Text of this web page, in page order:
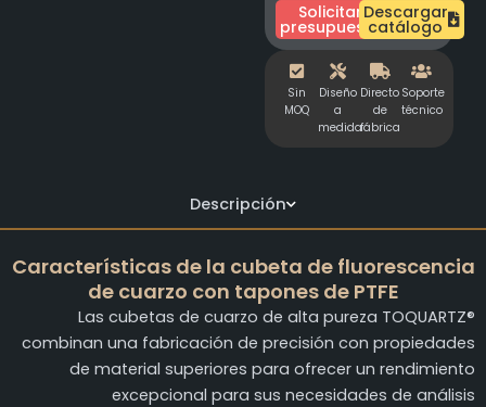
Solicitar
presupuesto
Descargar
catálogo
Sin
MOQ
Diseño
a
medida
Directo
de
fábrica
Soporte
técnico
Descripción
Características de la cubeta de fluorescencia
de cuarzo con tapones de PTFE
Las cubetas de cuarzo de alta pureza TOQUARTZ®
combinan una fabricación de precisión con propiedades
de material superiores para ofrecer un rendimiento
excepcional para sus necesidades de análisis